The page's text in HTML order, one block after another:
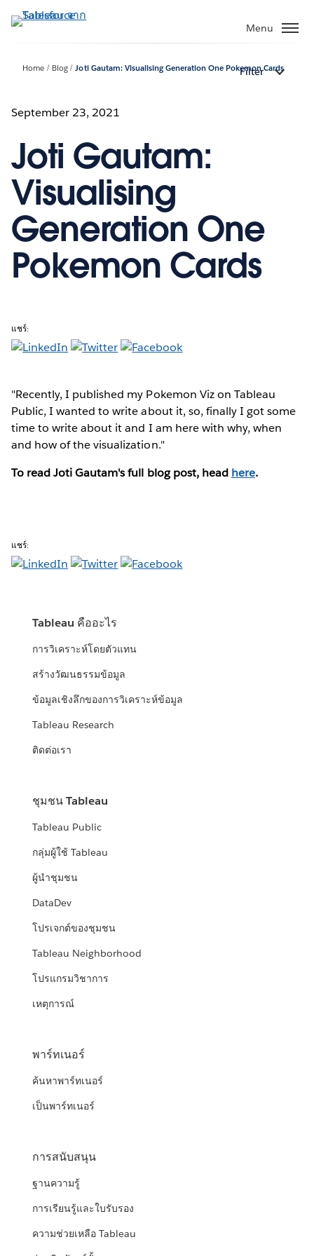
ไป
Menu
Home Blog Joti Gautam: Visualising Generation One Pokemon Cards
Filter
September 23, 2021
Joti Gautam:
Visualising
Generation One
Pokemon Cards
แชร์:
"Recently, I published my Pokemon Viz on Tableau
Public, I wanted to write about it, so, finally I got some
time to write about it and I am here with why, when
and how of the visualization."
To read Joti Gautam's full blog post, head here.
แชร์:
Tableau คืออะไร
การวิเคราะห์โดยตัวแทน
สร้างวัฒนธรรมข้อมูล
ข้อมูลเชิงลึกของการวิเคราะห์ข้อมูล
Tableau Research
ติดต่อเรา
ชุมชน Tableau
Tableau Public
กลุ่มผู้ใช้ Tableau
ผู้นำชุมชน
DataDev
โปรเจกต์ของชุมชน
Tableau Neighborhood
โปรแกรมวิชาการ
เหตุการณ์
พาร์ทเนอร์
ค้นหาพาร์ทเนอร์
เป็นพาร์ทเนอร์
การสนับสนุน
ฐานความรู้
การเรียนรู้และใบรับรอง
ความช่วยเหลือ Tableau